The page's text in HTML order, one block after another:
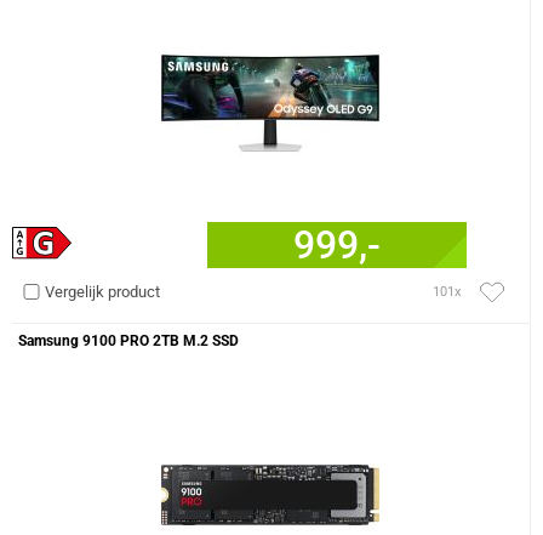
Vergelijk product
999,-
101x
Samsung 9100 PRO 2TB M.2 SSD